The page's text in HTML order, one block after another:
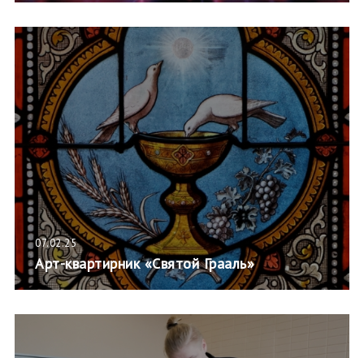
07.02.25
Арт-квартирник «Святой Грааль»